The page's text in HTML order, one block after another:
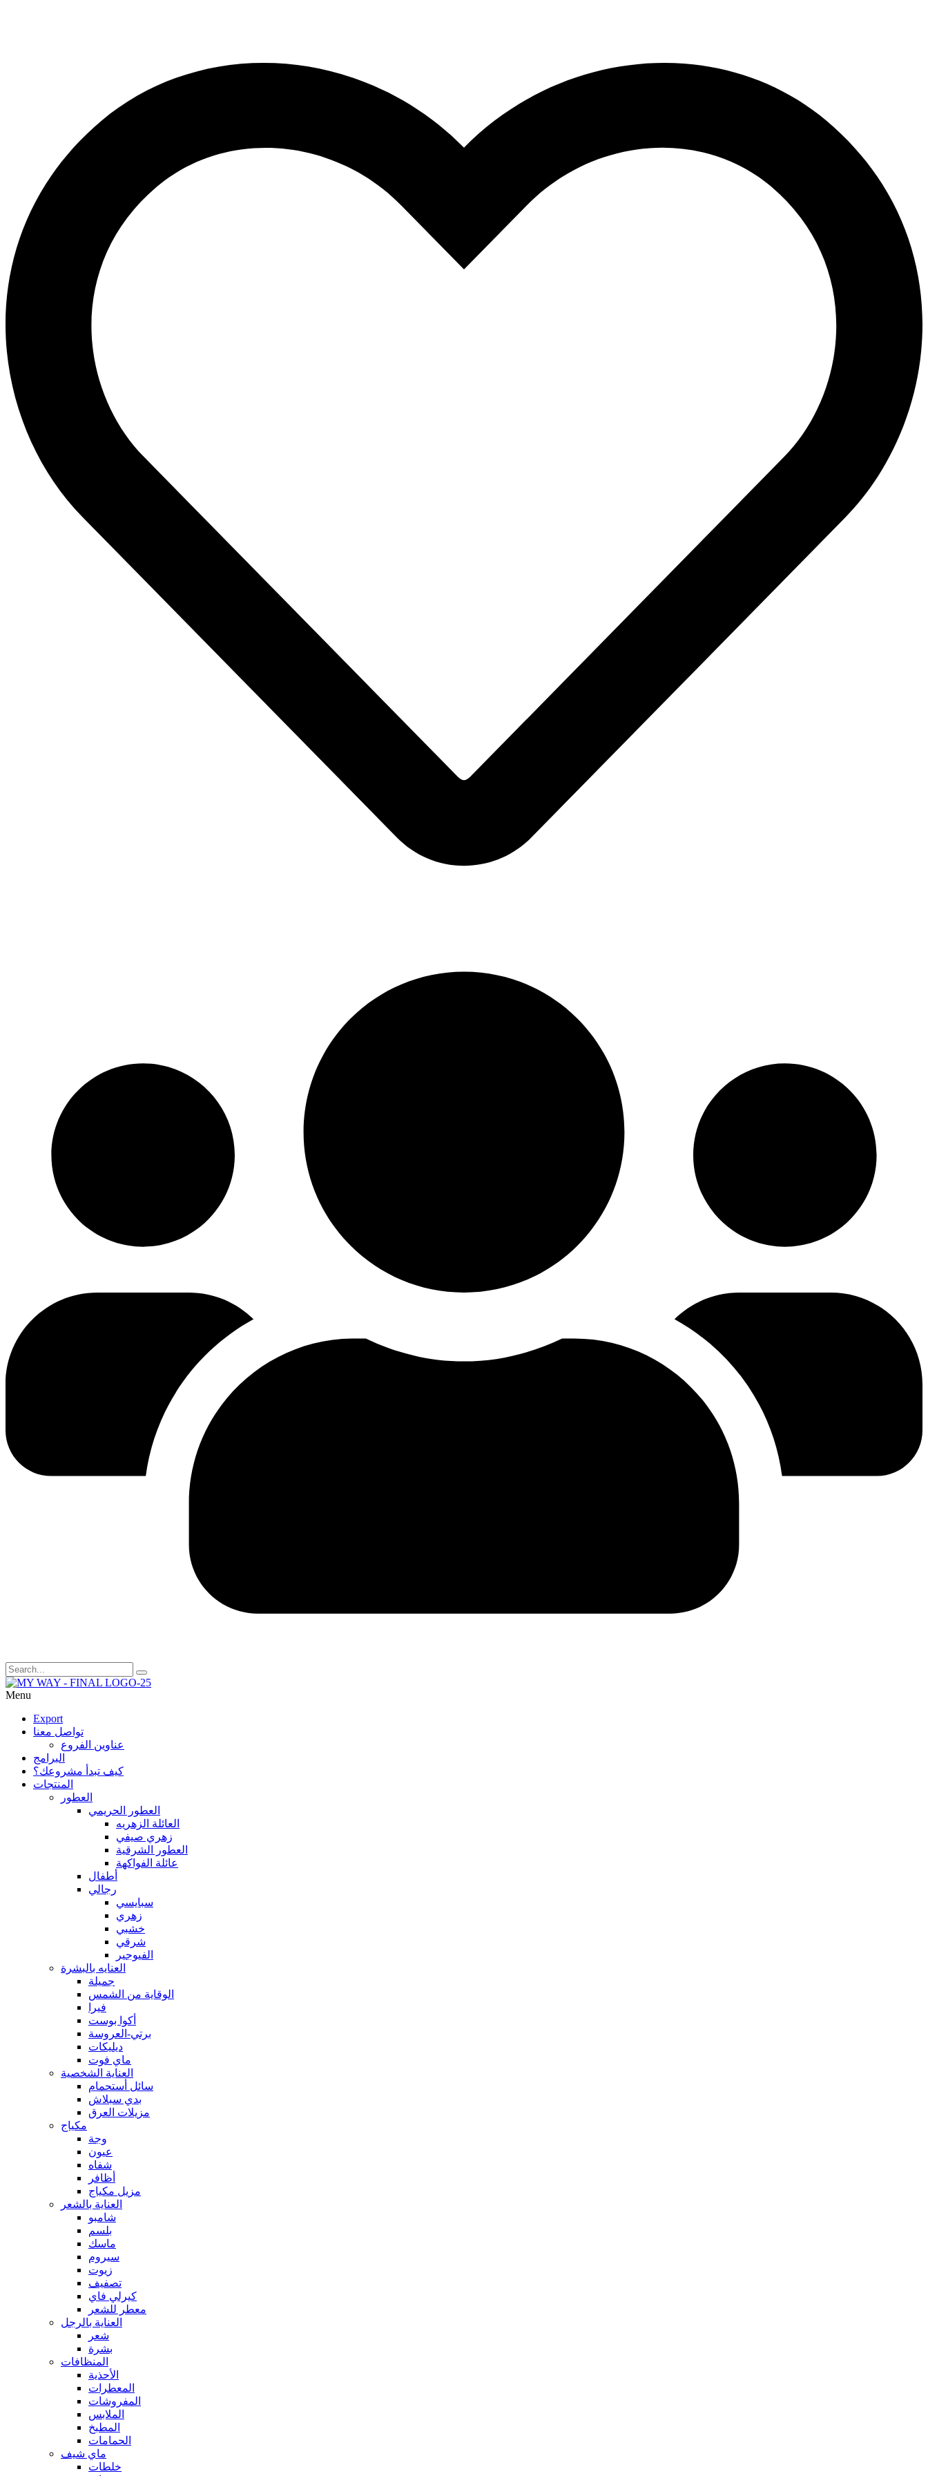
Menu
Export
تواصل معنا
عناوين الفروع
البرامج
كيف تبدأ مشروعك؟
المنتجات
العطور
العطور الحريمي
العائلة الزهريه
زهري صيفي
العطور الشرقية
عائلة الفواكهة
أطفال
رجالي
سبايسي
زهري
خشبي
شرقي
الفيوجير
العنايه بالبشرة
جميلة
الوقاية من الشمس
فيرا
أكوا بوست
برتي-العروسة
ديليكات
ماي فوت
العناية الشخصية
سائل أستحمام
بدي سبلاش
مزيلات العرق
مكياج
وجة
عيون
شفاه
أظافر
مزيل مكياج
العناية بالشعر
شامبو
بلسم
ماسك
سيروم
زيوت
تصفيف
كيرلي فاي
معطر للشعر
العناية بالرجل
شعر
بشرة
المنظافات
الأحذية
المعطرات
المفروشات
الملابس
المطبخ
الحمامات
ماي شيف
خلطات